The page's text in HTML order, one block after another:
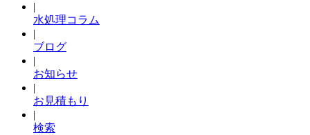
|
水処理コラム
|
ブログ
|
お知らせ
|
お見積もり
|
検索